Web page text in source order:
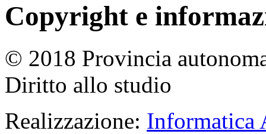
Copyright e
© 2018 Provincia
Diritto allo studio
Realizzazione: